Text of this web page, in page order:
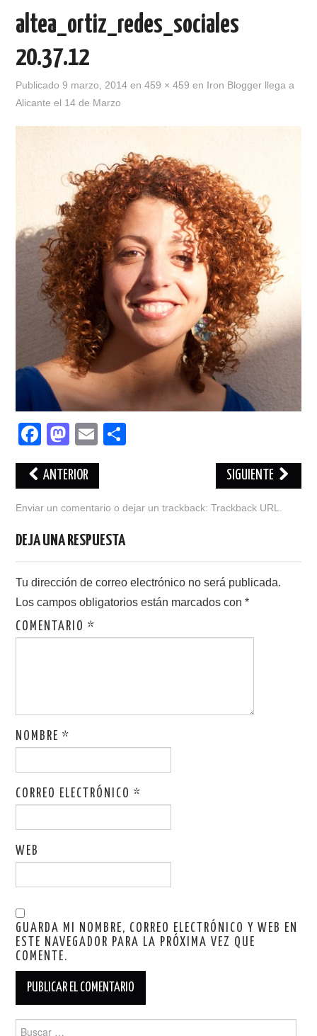
altea_ortiz_redes_sociales
20.37.12
Publicado9 marzo, 2014 en459 × 459 en Iron Blogger llega a
Alicante el 14 de Marzo
F
a
c
e
o
o
k
M
a
st
o
o
n
E
m
p
ANTERIOR SIGUIENTE
Enviar un comentario o dejar un trackback:Trackback URL
DEJA UNA RESPUESTA
Tu dirección de correo electrónico no será publicada.
Los campos obligatorios están marcados con*
COMENTARIO*
NOMBRE*
CORREO ELECTRÓNICO*
WEB
GUARDA MI NOMBRE, CORREO ELECTRÓNICO Y WEB EN
ESTE NAVEGADOR PARA LA PRÓXIMA VEZ QUE
COMENTE.